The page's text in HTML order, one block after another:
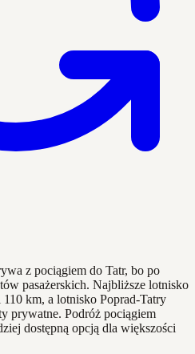
z pociągiem do Tatr, bo po
pasażerskich. Najbliższe lotnisko
km, a lotnisko Poprad-Tatry
prywatne. Podróż pociągiem
dostępną opcją dla większości